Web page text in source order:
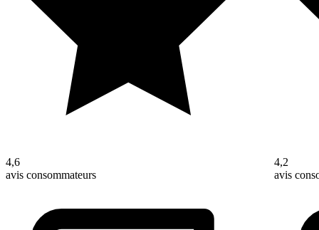
4,6
avis consommateurs
4,2
avis